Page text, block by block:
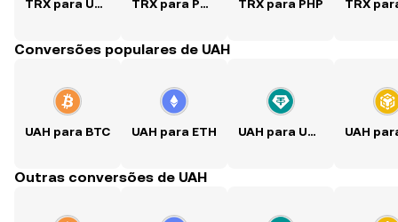
TRX para USD TRX para PKR TRX para PHP
Conversões populares de UAH
UAH para BTC UAH para ETH UAH para USDT
Outras conversões de UAH